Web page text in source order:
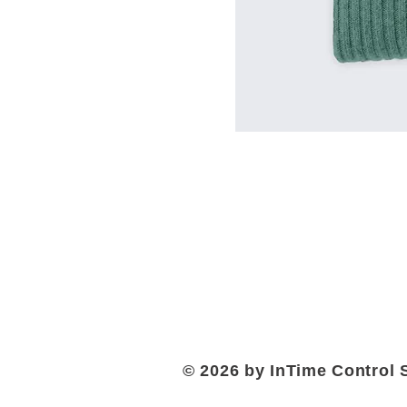
© 2026 by InTime Control